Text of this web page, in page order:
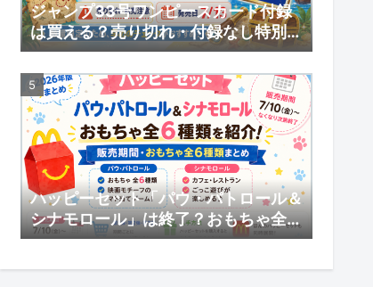
ジャンプ33号ワンピースカード付録
は買える？売り切れ・付録なし特別版
の受注販売・応募者全員サービスまと
め
ハッピーセット「パウ・パトロール＆
シナモロール」は終了？おもちゃ全6
種類・販売期間まとめ